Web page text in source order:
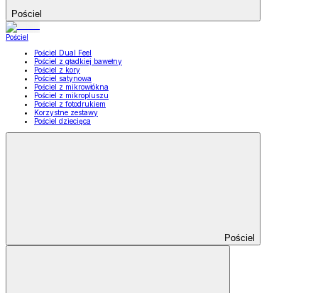
Pościel
Pościel
Pościel Dual Feel
Pościel z gładkiej bawełny
Pościel z kory
Pościel satynowa
Pościel z mikrowłókna
Pościel z mikropluszu
Pościel z fotodrukiem
Korzystne zestawy
Pościel dziecięca
Pościel